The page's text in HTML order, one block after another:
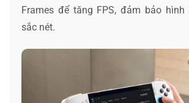
Frames để tăng FPS, đảm bảo
sắc nét.